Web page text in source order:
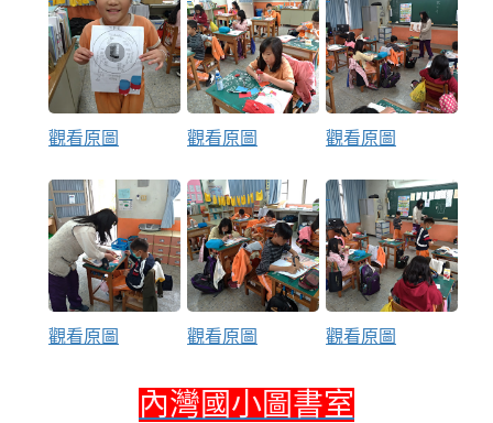
觀看原圖 觀看原圖 觀看原圖
觀看原圖 觀看原圖 觀看原圖
內灣國小圖書室